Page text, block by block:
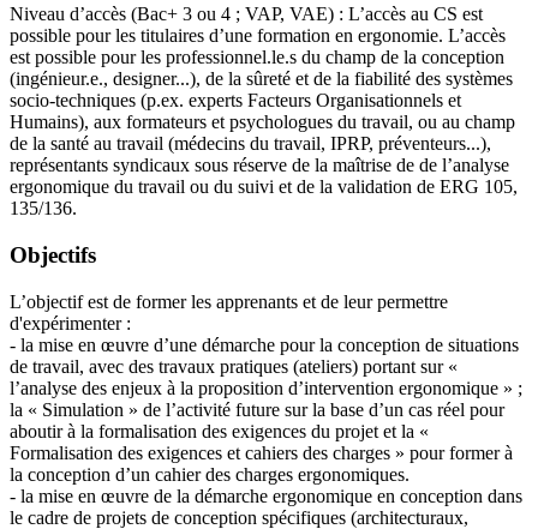
Niveau d’accès (Bac+ 3 ou 4 ; VAP, VAE) : L’accès au CS est
possible pour les titulaires d’une formation en ergonomie. L’accès
est possible pour les professionnel.le.s du champ de la conception
(ingénieur.e., designer...), de la sûreté et de la fiabilité des systèmes
socio-techniques (p.ex. experts Facteurs Organisationnels et
Humains), aux formateurs et psychologues du travail, ou au champ
de la santé au travail (médecins du travail, IPRP, préventeurs...),
représentants syndicaux sous réserve de la maîtrise de de l’analyse
ergonomique du travail ou du suivi et de la validation de ERG 105,
135/136.
Objectifs
L’objectif est de former les apprenants et de leur permettre
d'expérimenter :
- la mise en œuvre d’une démarche pour la conception de situations
de travail, avec des travaux pratiques (ateliers) portant sur «
l’analyse des enjeux à la proposition d’intervention ergonomique » ;
la « Simulation » de l’activité future sur la base d’un cas réel pour
aboutir à la formalisation des exigences du projet et la «
Formalisation des exigences et cahiers des charges » pour former à
la conception d’un cahier des charges ergonomiques.
- la mise en œuvre de la démarche ergonomique en conception dans
le cadre de projets de conception spécifiques (architecturaux,